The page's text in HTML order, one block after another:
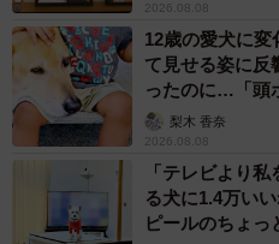
2026.08.08
12歳の愛犬に
て見せる姿に
ったのに…「頭
「尊…」
梨木 香奈
2026.08.08
「テレビより
る犬に1.4万い
ピールのちょっ